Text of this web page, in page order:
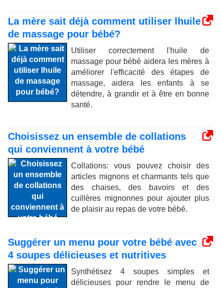
La mère sait déjà comment utiliser lhuile
de massage pour bébé?
Utiliser correctement l'huile de
massage pour bébé aidera les mères à
améliorer l'efficacité des étapes de
massage, aidera les enfants à se
détendre, à grandir et à être en bonne
santé.
Choisissez un ensemble de collations
qui conviennent à votre bébé
Collations: vous pouvez choisir des
articles mignons et charmants tels que
des chaises, des bavoirs et des
cuillères mignonnes pour ajouter plus
de plaisir au repas de votre bébé.
Suggérer un menu pour votre bébé avec
4 soupes délicieuses et nutritives
Synthétisez 4 soupes simples et
délicieuses pour rendre le menu de